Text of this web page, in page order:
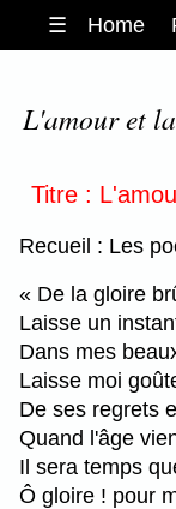
☰ Home
L'amour et
Titre :
Recueil : Les
« De la gloire
Laisse un
Dans mes
Laisse moi
De ses regrets
Quand l'âge
Il sera temps
Ô gloire ! pour